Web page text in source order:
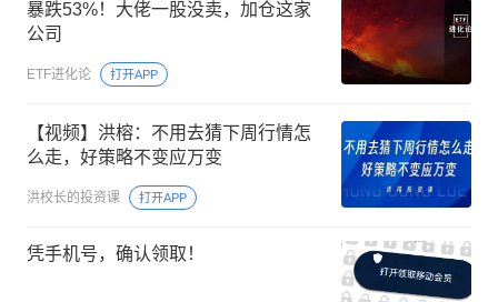
暴跌53%！大佬一股没卖，加仓这家
公司
ETF进化论 打开APP
【视频】洪榕：不用去猜下周行情怎
么走，好策略不变应万变
洪校长的投资课 打开APP
凭手机号，确认领取！